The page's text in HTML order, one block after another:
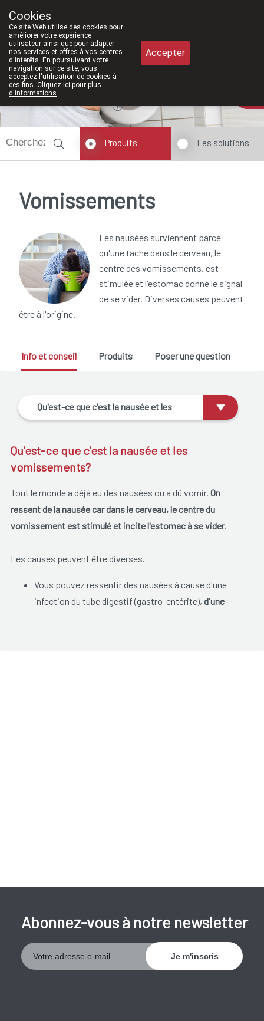
011/610300
Aujourd'hui A présent
Produits Les solutions
Vomissements
Les nausées surviennent parce
qu'une tache dans le cerveau, le
centre des vomissements, est
stimulée et l'estomac donne le signal
de se vider. Diverses causes peuvent
être à l'origine.
Info et conseil Produits Poser une question
Qu'est-ce que c'est la nausée et les
Qu'est-ce que c'est la nausée et les
vomissements?
Tout le monde a déjà eu des nausées ou a dû vomir. On
ressent de la nausée car dans le cerveau, le centre du
vomissement est stimulé et incite l'estomac à se vider.
Les causes peuvent être diverses.
Vous pouvez ressentir des nausées à cause d'une
infection du tube digestif (gastro-entérite), d'une
Abonnez-vous à notre newsletter
Cookies
Ce site Web utilise des cookies pour
améliorer votre expérience
utilisateur ainsi que pour adapter
nos services et offres à vos centres
d'intérêts. En poursuivant votre
navigation sur ce site, vous
acceptez l'utilisation de cookies à
ces fins. Cliquez ici pour plus
d'informations.
Accepter